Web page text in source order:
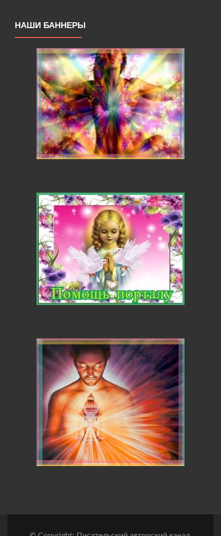
НАШИ БАННЕРЫ